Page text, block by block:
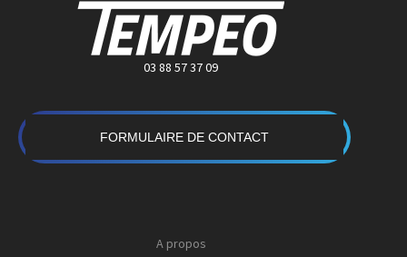
03 88 57 37 09
FORMULAIRE DE CONTACT
A propos